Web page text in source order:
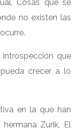
Cosas que se
no existen las
que
crecer a lo
en la que han
Zurik, El